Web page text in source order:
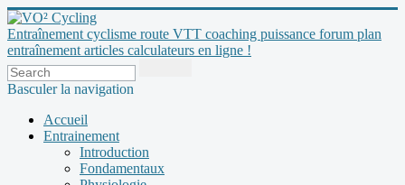
Entraînement cyclisme route VTT coaching puissance forum plan
entraînement articles calculateurs en ligne !
Basculer la navigation
Accueil
Entrainement
Introduction
Fondamentaux